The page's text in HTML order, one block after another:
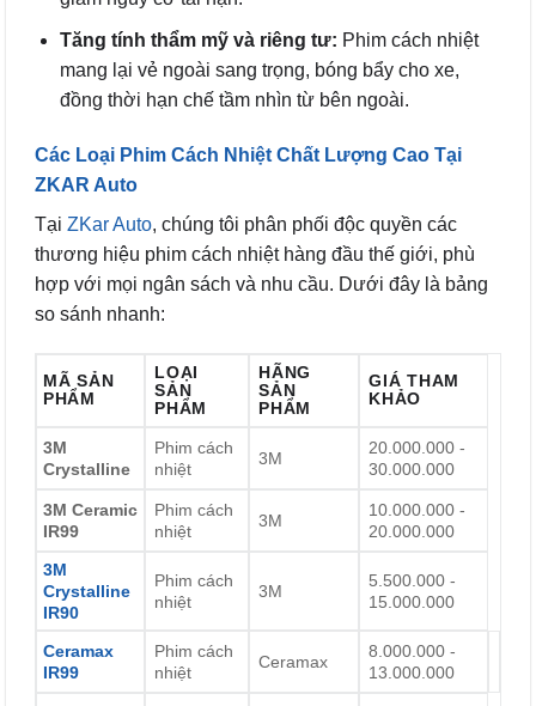
Tăng tính thẩm mỹ và riêng tư: Phim cách nhiệt
mang lại vẻ ngoài sang trọng, bóng bẩy cho xe,
đồng thời hạn chế tầm nhìn từ bên ngoài.
Các Loại Phim Cách Nhiệt Chất Lượng Cao Tại
ZKAR Auto
Tại ZKar Auto, chúng tôi phân phối độc quyền các
thương hiệu phim cách nhiệt hàng đầu thế giới, phù
hợp với mọi ngân sách và nhu cầu. Dưới đây là bảng
so sánh nhanh:
MÃ SẢN
PHẨM
LOẠI
SẢN
PHẨM
HÃNG
SẢN
PHẨM
GIÁ THAM
KHẢO
3M
Crystalline
Phim cách
nhiệt
3M
20.000.000 -
30.000.000
3M Ceramic
IR99
Phim cách
nhiệt
3M
10.000.000 -
20.000.000
3M
Crystalline
IR90
Phim cách
nhiệt
3M
5.500.000 -
15.000.000
Ceramax
IR99
Phim cách
nhiệt
Ceramax
8.000.000 -
13.000.000